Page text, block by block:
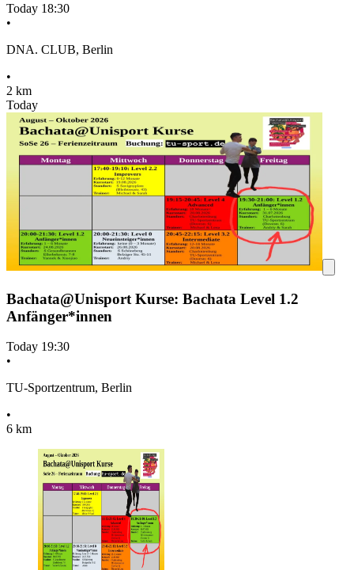
Today 18:30
•
DNA. CLUB, Berlin
•
2 km
Today
Bachata@Unisport Kurse: Bachata Level 1.2
Anfänger*innen
Today 19:30
•
TU-Sportzentrum, Berlin
•
6 km